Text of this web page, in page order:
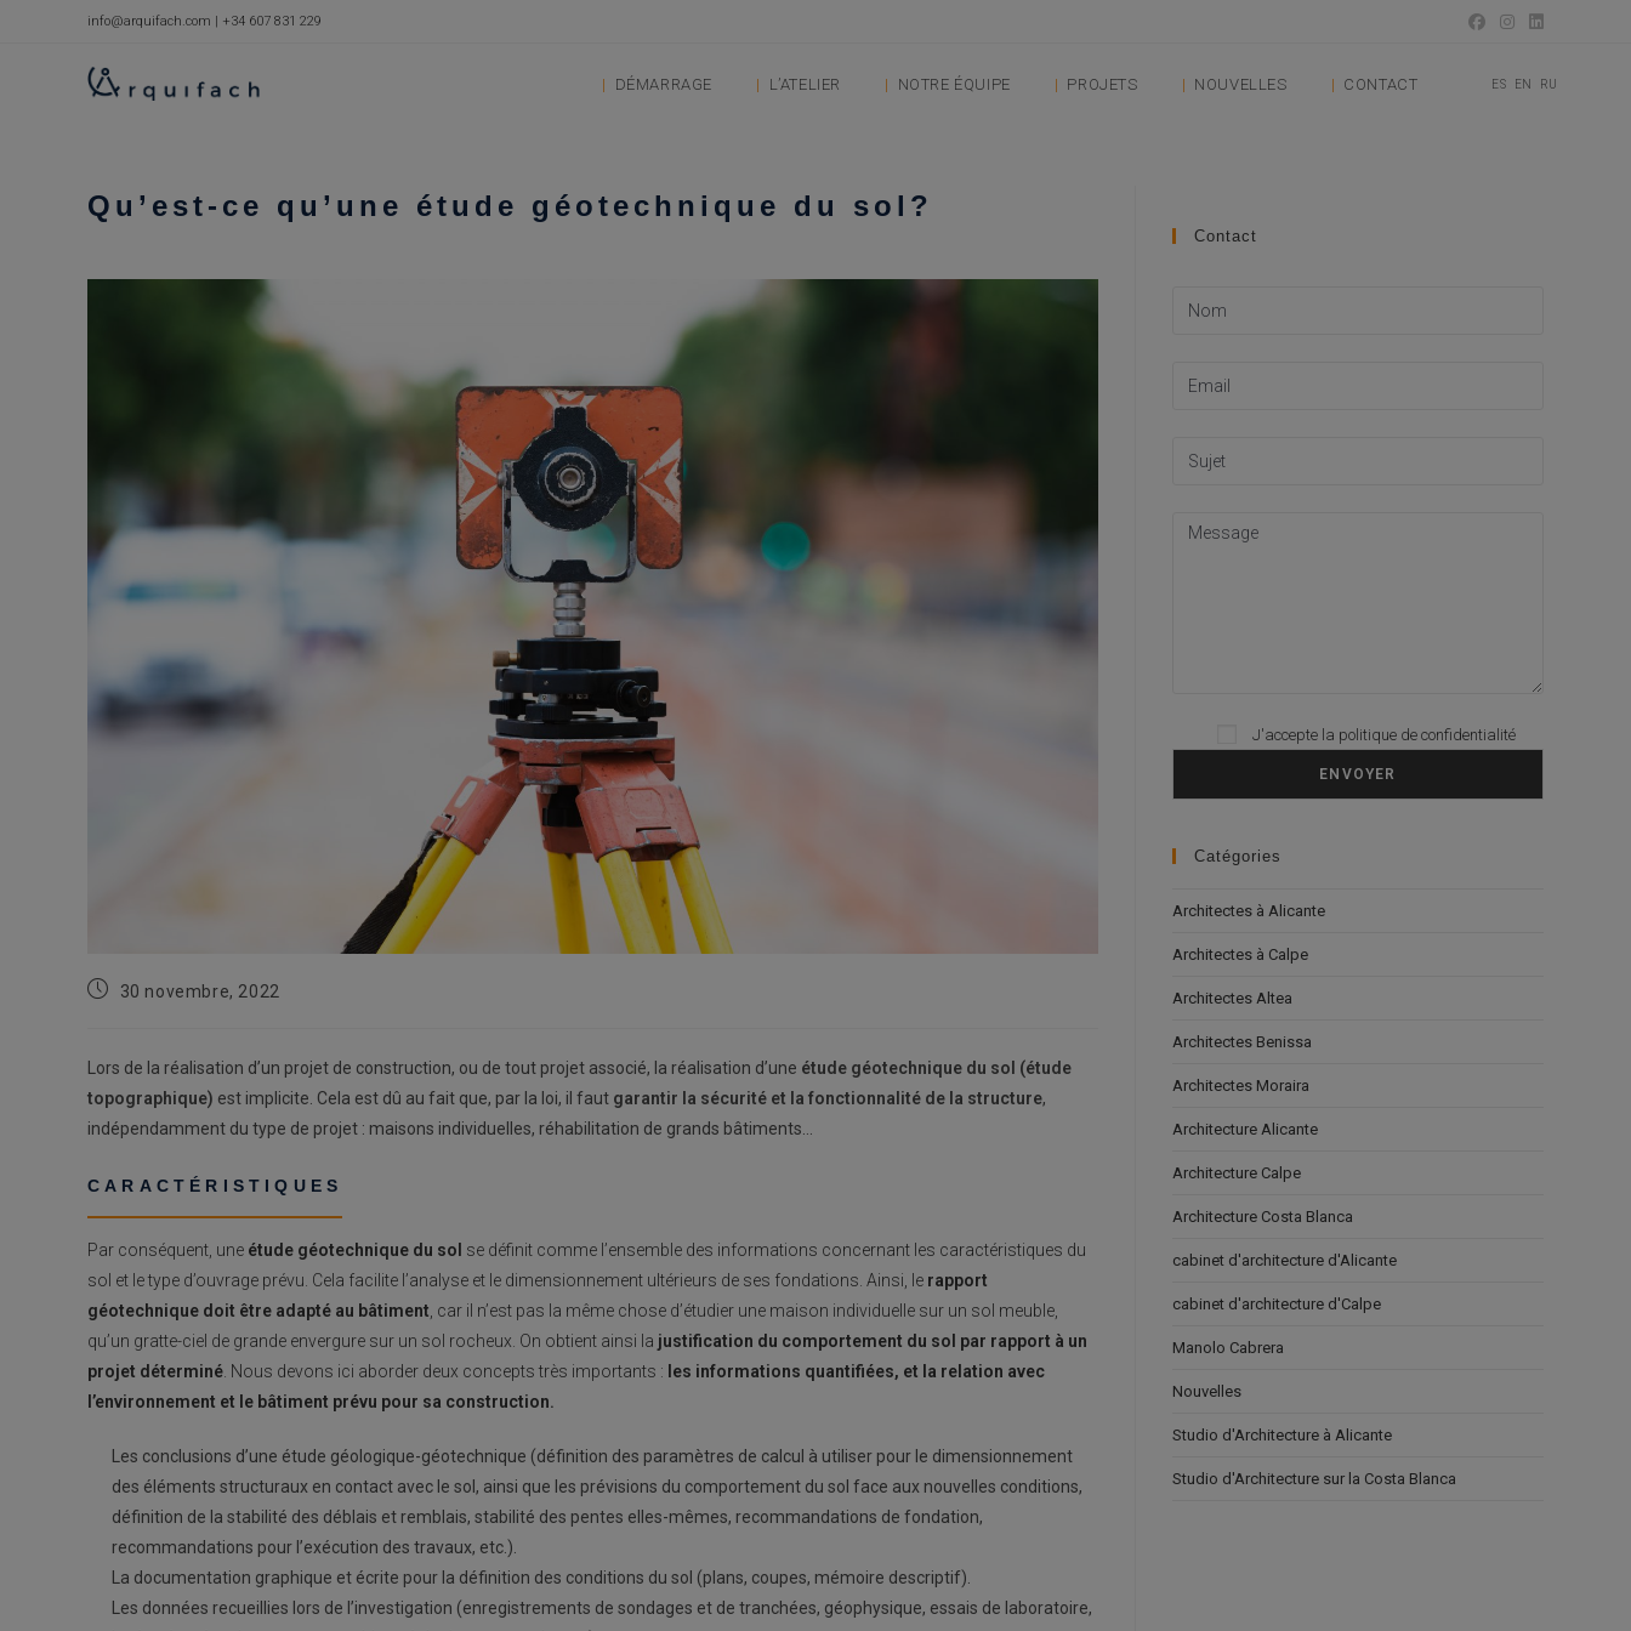
info@arquifach.com | +34 607 831 229
DÉMARRAGE L’ATELIER NOTRE ÉQUIPE PROJETS NOUVELLES CONTACT ES EN RU
Qu’est-ce qu’une étude géotechnique du sol?
Publication
30 novembre, 2022
Lors de la réalisation d’un projet de construction, ou de tout projet associé, la réalisation d’une étude géotechnique du sol (étude
topographique) est implicite. Cela est dû au fait que, par la loi, il faut garantir la sécurité et la fonctionnalité de la structure,
indépendamment du type de projet : maisons individuelles, réhabilitation de grands bâtiments…
CARACTÉRISTIQUES
Par conséquent, une étude géotechnique du sol se définit comme l’ensemble des informations concernant les caractéristiques du
sol et le type d’ouvrage prévu. Cela facilite l’analyse et le dimensionnement ultérieurs de ses fondations. Ainsi, le rapport
géotechnique doit être adapté au bâtiment , car il n’est pas la même chose d’étudier une maison individuelle sur un sol meuble,
qu’un gratte-ciel de grande envergure sur un sol rocheux. On obtient ainsi la justification du comportement du sol par rapport à un
projet déterminé . Nous devons ici aborder deux concepts très importants : les informations quantifiées, et la relation avec
l’environnement et le bâtiment prévu pour sa construction.
Les conclusions d’une étude géologique-géotechnique (définition des paramètres de calcul à utiliser pour le dimensionnement
des éléments structuraux en contact avec le sol, ainsi que les prévisions du comportement du sol face aux nouvelles conditions,
définition de la stabilité des déblais et remblais, stabilité des pentes elles-mêmes, recommandations de fondation,
recommandations pour l’exécution des travaux, etc.).
La documentation graphique et écrite pour la définition des conditions du sol (plans, coupes, mémoire descriptif).
Les données recueillies lors de l’investigation (enregistrements de sondages et de tranchées, géophysique, essais de laboratoire,
Contact
Please leave this field empty.
J'accepte la politique de confidentialité
Catégories
Architectes à Alicante
Architectes à Calpe
Architectes Altea
Architectes Benissa
Architectes Moraira
Architecture Alicante
Architecture Calpe
Architecture Costa Blanca
cabinet d'architecture d'Alicante
cabinet d'architecture d'Calpe
Manolo Cabrera
Nouvelles
Studio d'Architecture à Alicante
Studio d'Architecture sur la Costa Blanca